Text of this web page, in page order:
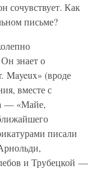
сочувствует. Как
письме?
знает о
Mayeux» (вроде
вместе с
— «Майе,
писали
и Трубецкой —